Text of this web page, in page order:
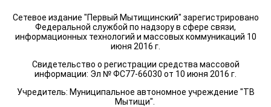
Сетевое издание "Первый Мытищинский" зарегистрировано
Федеральной службой по надзору в сфере связи,
информационных технологий и массовых коммуникаций 10
июня 2016 г.
Свидетельство о регистрации средства массовой
информации: Эл № ФС77-66030 от 10 июня 2016 г.
Учредитель: Муниципальное автономное учреждение "ТВ
Мытищи".